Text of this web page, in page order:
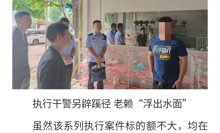
执行干警另辟蹊径 老赖“浮出水面”
虽然该系列执行案件标的额不大，均在